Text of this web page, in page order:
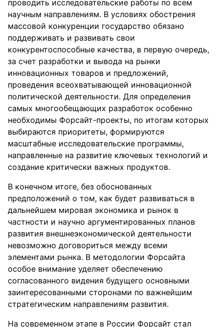
проводить исследовательские работы по всем
научным направлениям. В условиях обострения
массовой конкуренции государство обязано
поддерживать и развивать свои
конкурентоспособные качества, в первую очередь,
за счет разработки и вывода на рынки
инновационных товаров и предложений,
проведения всеохватывающей инновационной
политической деятельности. Для определения
самых многообещающих разработок особенно
необходимы Форсайт-проекты, по итогам которых
выбираются приоритеты, формируются
масштабные исследовательские программы,
направленные на развитие ключевых технологий и
создание критически важных продуктов.
В конечном итоге, без обоснованных
предположений о том, как будет развиваться в
дальнейшем мировая экономика и рынок в
частности и научно аргументированных планов
развития внешнеэкономической деятельности
невозможно договориться между всеми
элементами рынка. В методологии Форсайта
особое внимание уделяет обеспечению
согласованного видения будущего основными
заинтересованными сторонами по важнейшим
стратегическим направлениям развития.
На современном этапе в России Форсайт стал